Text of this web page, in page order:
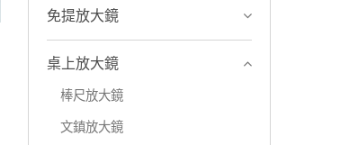
免提放大鏡
桌上放大鏡
棒尺放大鏡
文鎮放大鏡